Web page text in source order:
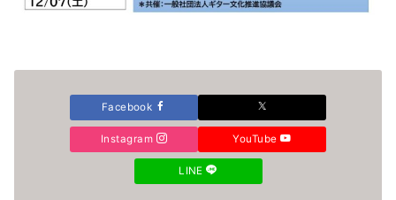
Facebook
Instagram YouTube
LINE